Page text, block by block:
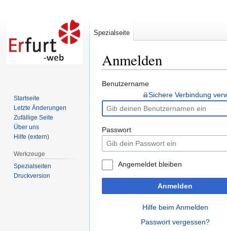
Anmelden
Zur
springen
Zur
springen
Benutzername
Sichere Verbindung
Passwort
Angemeldet bleiben
Anmelden
Hilfe beim Anmelden
Passwort vergessen?
Spezialseite
Startseite
Letzte Änderungen
Zufällige Seite
Über uns
Hilfe (extern)
Werkzeuge
Spezialseiten
Druckversion